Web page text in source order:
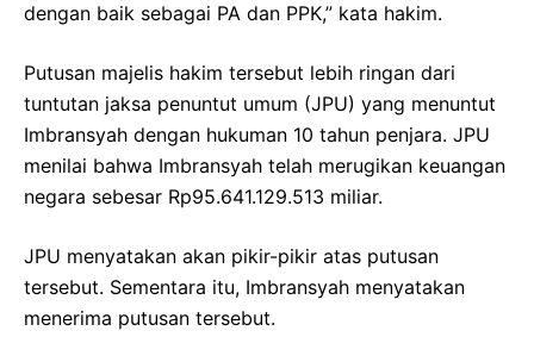
dengan baik sebagai PA dan PPK,” kata hakim.
Putusan majelis hakim tersebut lebih ringan dari
tuntutan jaksa penuntut umum (JPU) yang menuntut
Imbransyah dengan hukuman 10 tahun penjara. JPU
menilai bahwa Imbransyah telah merugikan keuangan
negara sebesar Rp95.641.129.513 miliar.
JPU menyatakan akan pikir-pikir atas putusan
tersebut. Sementara itu, Imbransyah menyatakan
menerima putusan tersebut.